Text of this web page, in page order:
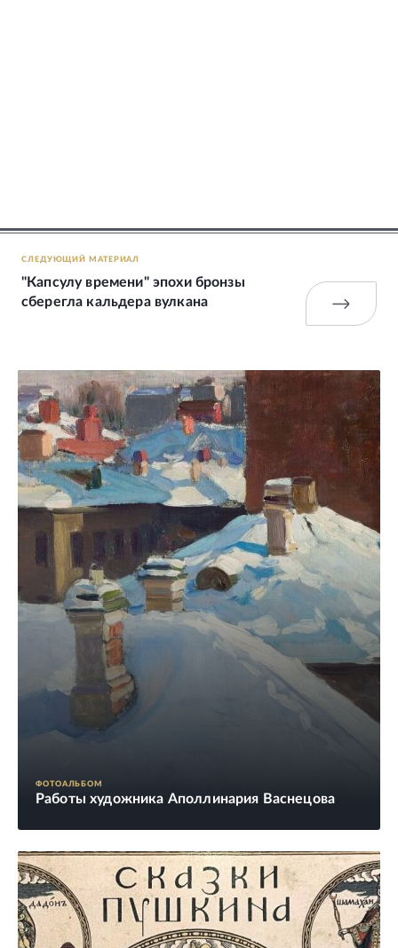
ФОТОАЛЬБОМ
Работы художника Аполлинария Васнецова
СЛЕДУЮЩИЙ МАТЕРИАЛ
"Капсулу времени" эпохи бронзы
сберегла кальдера вулкана